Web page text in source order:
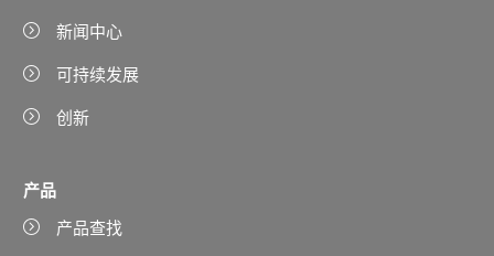
新闻中心
可持续发展
创新
产品
产品查找